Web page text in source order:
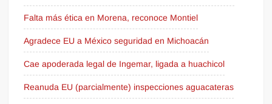
Falta más ética en Morena, reconoce Montiel
Agradece EU a México seguridad en Michoacán
Cae apoderada legal de Ingemar, ligada a huachicol
Reanuda EU (parcialmente) inspecciones aguacateras